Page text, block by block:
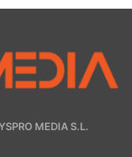
MEDIA S.L.